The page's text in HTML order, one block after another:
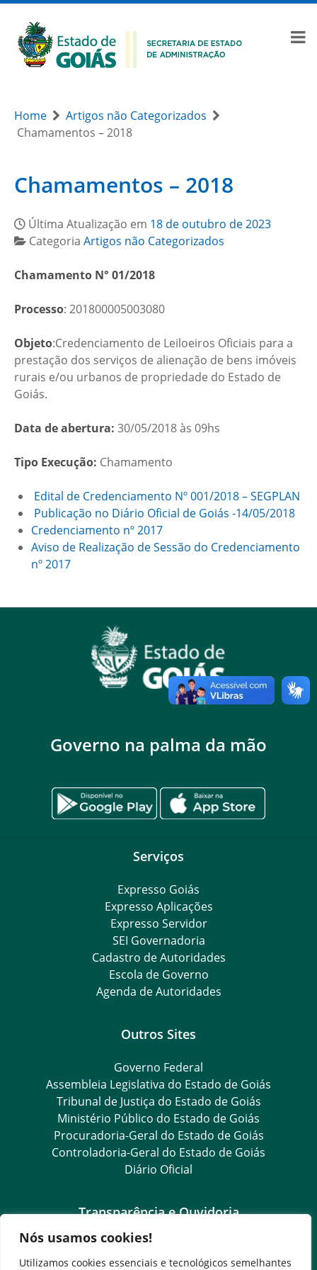
Nós usamos cookies!
Utilizamos cookies essenciais e tecnológicos semelhantes
Home
Artigos não Categorizados
Chamamentos – 2018
Chamamentos – 2018
Última Atualização em 18 de outubro de 2023
Categoria Artigos não Categorizados
Chamamento N° 01/2018
Processo: 201800005003080
Objeto:Credenciamento de Leiloeiros Oficiais para a
prestação dos serviços de alienação de bens imóveis
rurais e/ou urbanos de propriedade do Estado de
Goiás.
Data de abertura: 30/05/2018 às 09hs
Tipo Execução: Chamamento
Edital de Credenciamento Nº 001/2018 – SEGPLAN
Publicação no Diário Oficial de Goiás -14/05/2018
Credenciamento nº 2017
Aviso de Realização de Sessão do Credenciamento
nº 2017
Governo na palma da mão
Serviços
Expresso Goiás
Expresso Aplicações
Expresso Servidor
SEI Governadoria
Cadastro de Autoridades
Escola de Governo
Agenda de Autoridades
Outros Sites
Governo Federal
Assembleia Legislativa do Estado de Goiás
Tribunal de Justiça do Estado de Goiás
Ministério Público do Estado de Goiás
Procuradoria-Geral do Estado de Goiás
Controladoria-Geral do Estado de Goiás
Diário Oficial
Transparência e Ouvidoria
LGPD
Goiás Transparência